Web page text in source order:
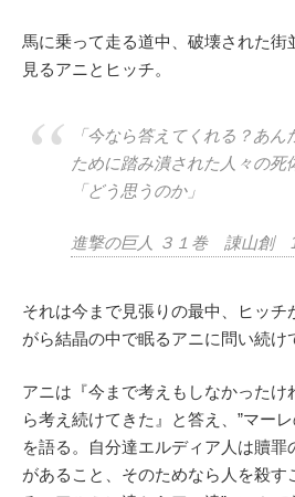
馬に乗って走る道中、破壊された街
見るアニとヒッチ。
「今なら答えてくれる？あ
ために踏み潰された人々の死
「どう思うのか」
進撃の巨人 ３１巻 諌山創
それは今まで見張りの最中、ヒッチ
がら結晶の中で眠るアニに問い続け
アニは『今まで考えもしなかったけ
ら考え続けてきた』と答え、”マー
を語る。自分達エルディア人は贖
があること、そのためなら人を殺す